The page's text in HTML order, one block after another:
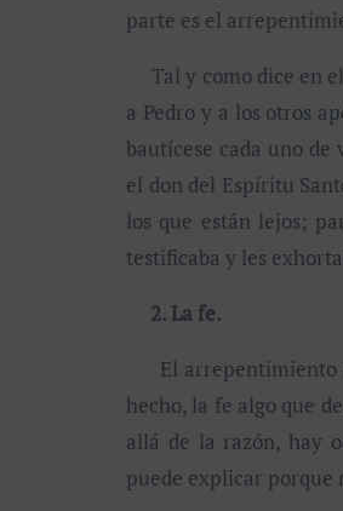
parte es el
Tal y como dice en
a Pedro y a los otros
bautícese cada uno
el don del Espíritu
los que están lejos;
testificaba y les
2. La fe.
El arrepentimiento
hecho, la fe algo que
allá de la razón, hay
puede explicar porque